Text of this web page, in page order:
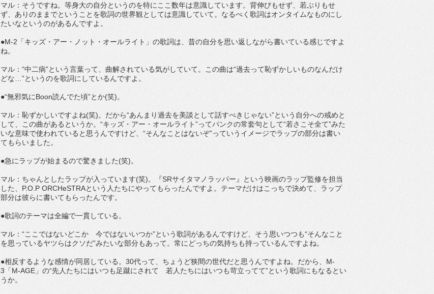
マル：そうですね。等身大の自分というのを特にここ数年は意識しています。背伸びもせず、若ぶりもせ
ず、ありのままでということを歌詞の世界観としては意識していて。なるべく歌詞はオンタイムなものにし
たいなというのがあるんですよ。
●M-2「キッズ・アー・ノット・オールライト」の歌詞は、昔の自分を思い返しながら書いている感じですよ
ね。
マル：“中二病”という言葉って、曲解されている気がしていて。この曲は“過去って恥ずかしいものなんだけ
どな…”というのを歌詞にしているんですよ。
●“無邪気にBoon読んでた頃”とか(笑)。
マル：恥ずかしいですよね(笑)。だから“あんまり過去を美談として話すべきじゃない”という自分への戒めと
して、この曲があるというか。“キッズ・アー・オールライト”ってパンクの常套句として“若さこそ全て”みた
いな意味で使われていると思うんですけど、“そんなことはないぞ”っていうイメージでラップの部分は書い
てもらいました。
●急にラップが始まるので驚きました(笑)。
マル：ちゃんとしたラップが入っています(笑)。『SRサイタマノラッパー』という映画のラップ監修を担当
した、P.O.P ORCHeSTRAという人たちにやってもらったんですよ。テーマだけはこっちで決めて、ラップ
部分は彼らに書いてもらったんです。
●歌詞のテーマは全編で一貫している。
マル：“ここではないどこか 今ではないいつか”という歌詞があるんですけど、そう思いつつも“そんなこと
を思っているヤツらはクソだ”みたいな部分もあって。常にどっちの気持ちも持っているんですよね。
●相反するような感情が同居している。30代って、ちょうど狭間の世代だと思うんですよね。だから、M-
3「M-AGE」の“先人たちにはいつも足蹴にされて 若人たちにはいつも苛立ってて”という歌詞にもなるとい
うか。